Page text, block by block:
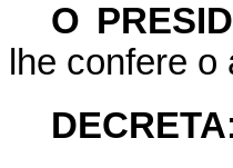
O
lhe confere o
DECRETA: